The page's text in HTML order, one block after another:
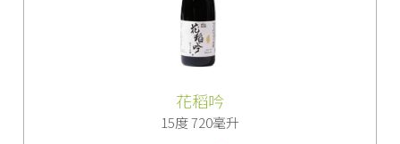
花稻吟
15度 720毫升